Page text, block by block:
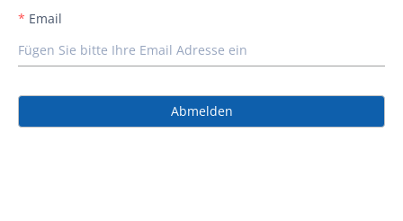
Email
Abmelden